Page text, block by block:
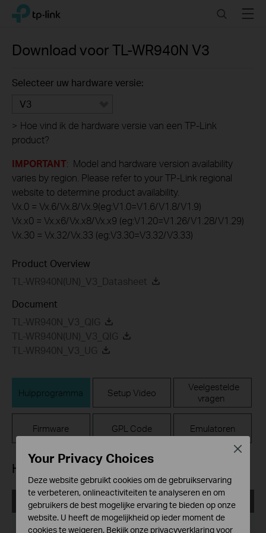
Click
navigation
TP-Link, Reliably Smart SearchMenu
Download voorTL-WR940N V3
Selecteer uw hardware versie:
V3
> Hoe vind ik de hardware versie van een TP-Link
product?
IMPORTANT: Model and hardware version availability
varies by region. Please refer to your TP-Link regional
website to determine product availability.
Vx.0 = Vx.6/Vx.8/Vx.9(eg:V1.0=V1.6/V1.8/V1.9)
Vx.x0 = Vx.x6/Vx.x8/Vx.x9 (eg:V1.20=V1.26/V1.28/V1.29)
Vx.30 = Vx.32/Vx.33 (eg:V3.30=V3.32/V3.33)
Product Overview
TL-WR940N(UN)_V3_Datasheet
Document
TL-WR940N_V3_QIG
TL-WR940N(UN)_V3_QIG
TL-WR940N_V3_UG
Hulpprogramma Setup Video
Veelgestelde
vragen
Firmware GPL Code Emulatoren
Hulpprogramma
TL-WR940N_V3_Easy_Setup_Assistant_150201
2015-02-01
Your Privacy Choices
Deze website gebruikt cookies om de gebruikservaring
te verbeteren, onlineactiviteiten te analyseren en om
gebruikers de best mogelijke ervaring te bieden op onze
website. U heeft de mogelijkheid op ieder moment de
cookies te weigeren. Bekijk onze privacyverklaringvoor
Close